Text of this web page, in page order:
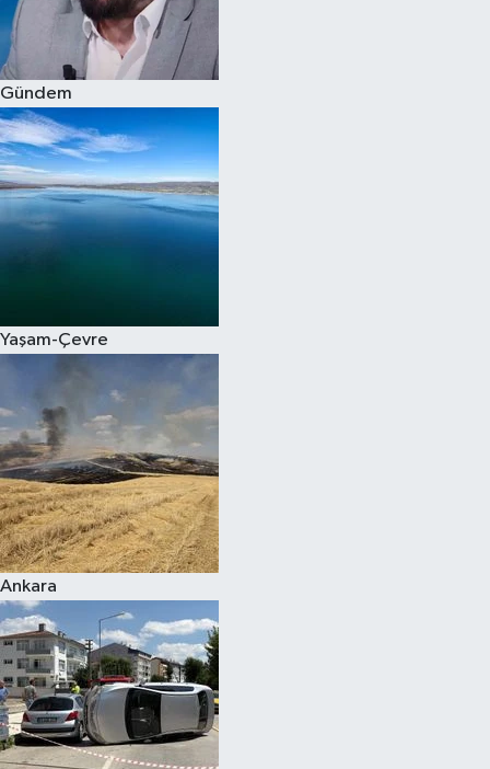
Gündem
Yaşam-Çevre
Ankara
Spor
Burç Yorumları
Çocuk
Eğitim
Kim kimdir?
Kültür Sanat
Sağlık
Siyaset
Teknoloji
Televizyon
Yaşam-Çevre